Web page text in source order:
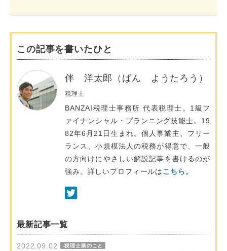
この記事を書いたひと
伴 洋太郎（ばん ようたろう）
税理士
BANZAI税理士事務所 代表税理士。1級フ
ァイナンシャル・プランニング技能士。19
82年6月21日生まれ。個人事業主、フリー
ランス、小規模法人の税務が得意で、一般
の方向けにやさしい解説記事を書けるのが
強み。詳しいプロフィールはこちら。
最新記事一覧
2022.09.02 -税理士業のこと